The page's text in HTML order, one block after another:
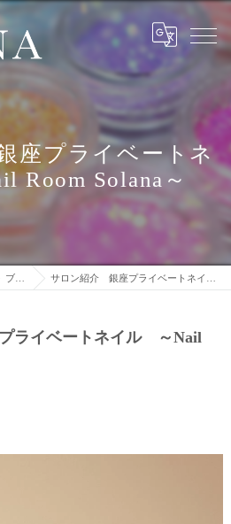
座プライベートネ
Room Solana～
ブログ サロン紹介 銀座プライベートネイル ～Nail Room Solana～
ライベートネイル ～Nail